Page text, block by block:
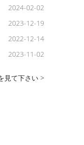
2024-02-02
2023-12-19
2022-12-14
2023-11-02
見て下さい >